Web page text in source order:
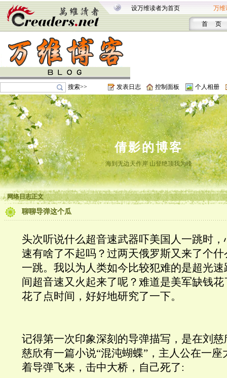
设万维读者为首页 万维
首 页
搜索>> 发表日志 控制面板 个人相册
倩影的博客
海到无边天作岸 山登绝顶我为峰
网络日志正文
聊聊导弹这个瓜
头次听说什么超音速武器吓美国人一跳时
速有啥了不起吗？过两天俄罗斯又来了个
一跳。我以为人类如今比较犯难的是超光
间超音速又火起来了呢？难道是美军缺钱
花了点时间，好好地研究了一下。
记得第一次印象深刻的导弹描写，是在刘
慈欣有一篇小说“混沌蝴蝶”，主人公在一
着导弹飞来，击中大桥，自己死了: